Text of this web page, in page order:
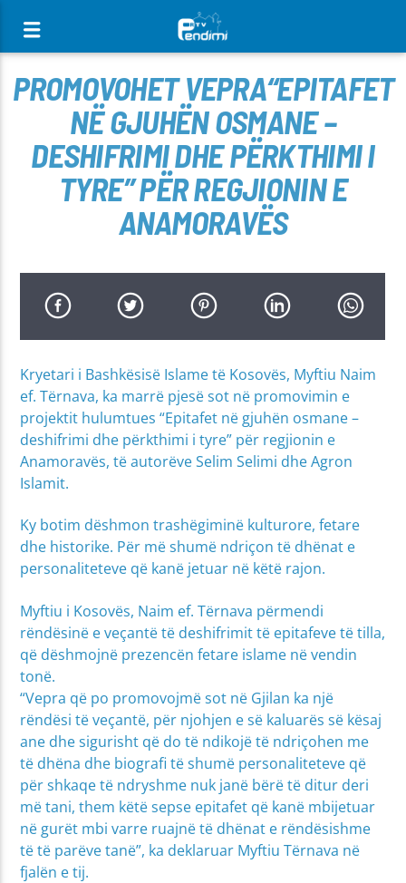
PROMOVOHET VEPRA“EPITAFET
NË GJUHËN OSMANE –
DESHIFRIMI DHE PËRKTHIMI I
TYRE” PËR REGJIONIN E
ANAMORAVËS
Kryetari i Bashkësisë Islame të Kosovës, Myftiu Naim
ef. Tërnava, ka marrë pjesë sot në promovimin e
projektit hulumtues “Epitafet në gjuhën osmane –
deshifrimi dhe përkthimi i tyre” për regjionin e
Anamoravës, të autorëve Selim Selimi dhe Agron
Islamit.
Ky botim dëshmon trashëgiminë kulturore, fetare
dhe historike. Për më shumë ndriçon të dhënat e
personaliteteve që kanë jetuar në këtë rajon.
Myftiu i Kosovës, Naim ef. Tërnava përmendi
rëndësinë e veçantë të deshifrimit të epitafeve të tilla,
që dëshmojnë prezencën fetare islame në vendin
tonë.
“Vepra që po promovojmë sot në Gjilan ka një
rëndësi të veçantë, për njohjen e së kaluarës së kësaj
ane dhe sigurisht që do të ndikojë të ndriçohen me
të dhëna dhe biografi të shumë personaliteteve që
për shkaqe të ndryshme nuk janë bërë të ditur deri
më tani, them këtë sepse epitafet që kanë mbijetuar
në gurët mbi varre ruajnë të dhënat e rëndësishme
të të parëve tanë”, ka deklaruar Myftiu Tërnava në
fjalën e tij.